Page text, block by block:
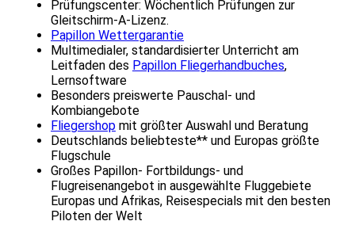
Prüfungscenter: Wöchentlich Prüfungen zur
Gleitschirm-A-Lizenz.
Papillon Wettergarantie
Multimedialer, standardisierter Unterricht am
Leitfaden des Papillon Fliegerhandbuches,
Lernsoftware
Besonders preiswerte Pauschal- und
Kombiangebote
Fliegershop mit größter Auswahl und Beratung
Deutschlands beliebteste** und Europas größte
Flugschule
Großes Papillon- Fortbildungs- und
Flugreisenangebot in ausgewählte Fluggebiete
Europas und Afrikas, Reisespecials mit den besten
Piloten der Welt